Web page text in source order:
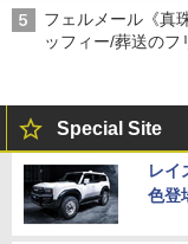
フェルメール《真
ッフィー/葬送の
Special Site
レイ
色登